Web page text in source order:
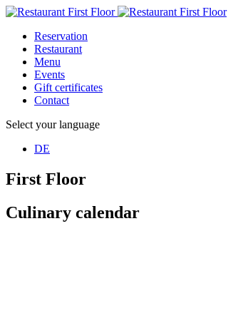
Reservation
Restaurant
Menu
Events
Gift certificates
Contact
Select your language
DE
First Floor
Culinary calendar